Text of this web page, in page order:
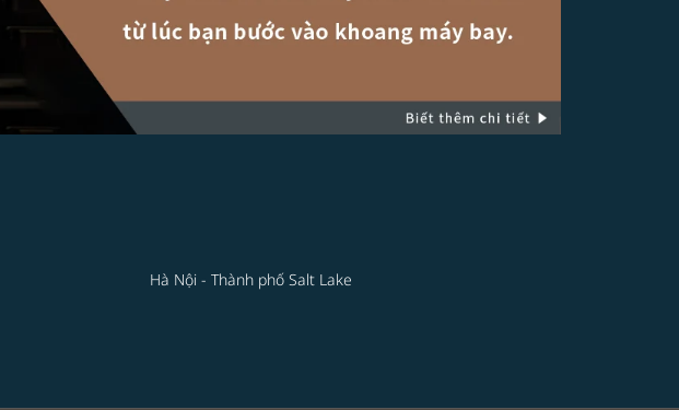
Hà Nội - Thành phố Salt Lake